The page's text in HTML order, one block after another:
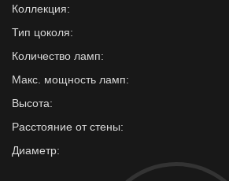
Коллекция:
Тип цоколя:
Количество ламп:
Макс. мощность ламп:
Высота:
Расстояние от стены:
Диаметр: